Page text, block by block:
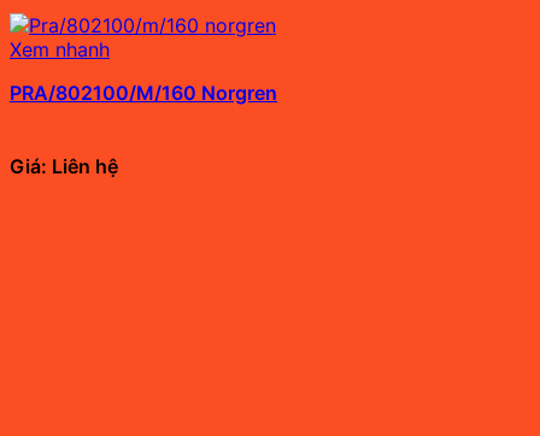
Xem nhanh
PRA/802100/M/160 Norgren
Giá: Liên hệ